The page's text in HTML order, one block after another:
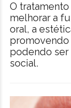
O
melhorar a
oral, a
podendo ser
social.